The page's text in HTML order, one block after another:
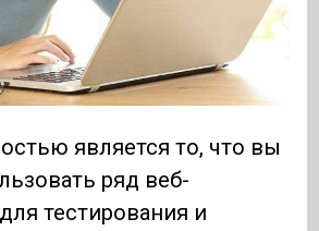
является то, что вы
ряд веб-
тестирования и